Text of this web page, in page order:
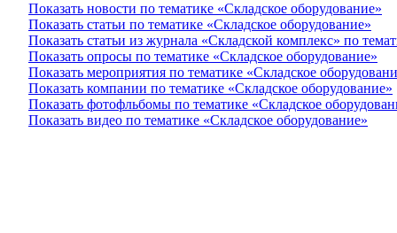
Показать новости по тематике «Складское оборудование»
Показать статьи по тематике «Складское оборудование»
Показать статьи из журнала «Складской комплекс» по
Показать опросы по тематике «Складское оборудование»
Показать мероприятия по тематике «Складское
Показать компании по тематике «Складское оборудование»
Показать фотофльбомы по тематике «Складское
Показать видео по тематике «Складское оборудование»